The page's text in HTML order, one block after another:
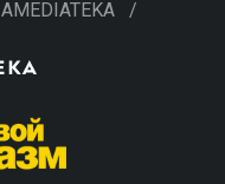
AMEDIATEKA /